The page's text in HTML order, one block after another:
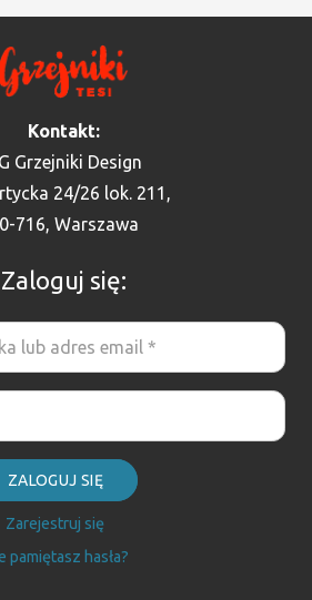
Kontakt:
Grzejniki Design
24/26 lok. 211,
716, Warszawa
Zaloguj się:
ZALOGUJ SIĘ
Zarejestruj się
pamiętasz hasła?